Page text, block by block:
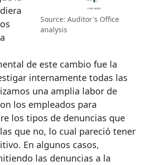
Source: Auditor's Office
analysis
de este cambio fue la
internamente todas las
una amplia labor de
los empleados para
los tipos de denuncias que
que no, lo cual pareció tener
En algunos casos,
las denuncias a la